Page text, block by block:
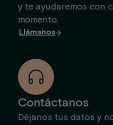
y te ayudaremos con
momento.
Llámanos
Contáctanos
Déjanos tus datos y